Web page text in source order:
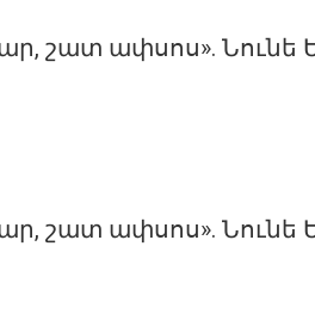
շատ ափսոս». Նունե
շատ ափսոս». Նունե